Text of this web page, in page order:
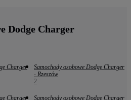
Dodge Charger
Charger
Samochody osobowe Dodge Charger
- Rzeszów
2
Charger
Samochody osobowe Dodge Charger